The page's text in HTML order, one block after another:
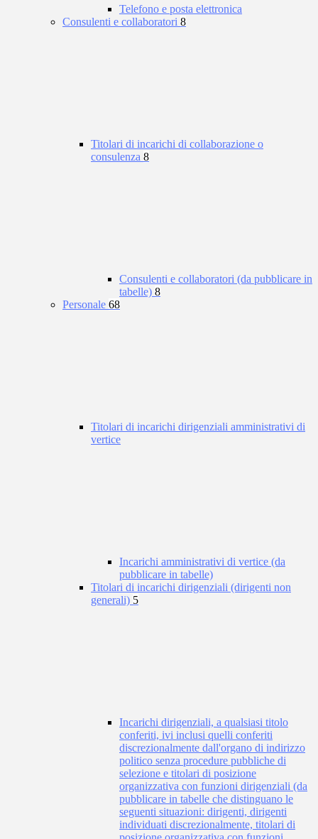
Telefono e posta elettronica
Consulenti e collaboratori 8
Titolari di incarichi di collaborazione o
consulenza 8
Consulenti e collaboratori (da pubblicare in
tabelle) 8
Personale 68
Titolari di incarichi dirigenziali amministrativi di
vertice
Incarichi amministrativi di vertice (da
pubblicare in tabelle)
Titolari di incarichi dirigenziali (dirigenti non
generali) 5
Incarichi dirigenziali, a qualsiasi titolo
conferiti, ivi inclusi quelli conferiti
discrezionalmente dall'organo di indirizzo
politico senza procedure pubbliche di
selezione e titolari di posizione
organizzativa con funzioni dirigenziali (da
pubblicare in tabelle che distinguano le
seguenti situazioni: dirigenti, dirigenti
individuati discrezionalmente, titolari di